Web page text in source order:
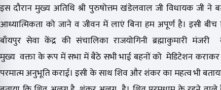
इस दौरान मुख्य अतिथि श्री पुरुषोत्तम खंडेलवाल जी विधायक जी ने
आध्यात्मिकता को जाने व जीवन में लाएं बिना हम अपूर्ण है। इसी बीच
बाँयपुर सेवा केंद्र की संचालिका राजयोगिनी ब्रह्माकुमारी
मुख्य वक्ता के रूप में सभा में बैठे सभी भाई बहनों को मेडिटेशन
परमात्म अनुभूति कराई। इसी के साथ शिव और शंकर का महत्व भी